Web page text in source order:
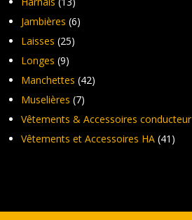
Jambières (6)
Laisses (25)
Longes (9)
Manchettes (42)
Muselières (7)
Vêtements & Accessoires conducteur
Vêtements et Accessoires HA (41)